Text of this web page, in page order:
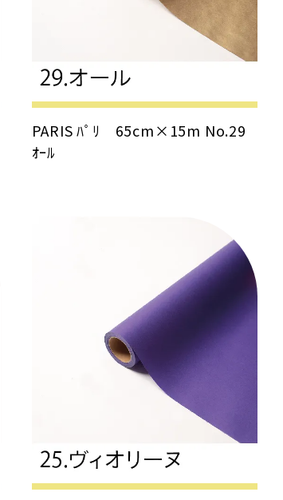
PARIS ﾊﾟﾘ 65cm×15m No.29
ｵｰﾙ